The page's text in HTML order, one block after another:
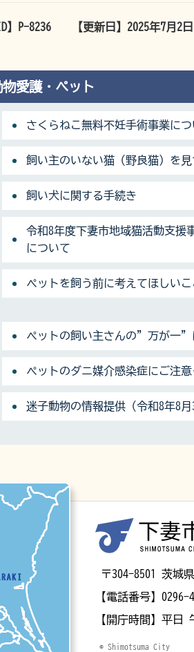
】 P-8236 【更新日】 2025年7月2日
物愛護・ペット
さくらねこ無料不妊手術事業につ
飼い主のいない猫（野良猫）を見
飼い犬に関する手続き
令和8年度下妻市地域猫活動支援
について
ペットを飼う前に考えてほしいこ
ペットの飼い主さんの”万が一”
ペットのダニ媒介感染症にご注
迷子動物の情報提供（令和8年8月
〒304-8501 茨城
【電話番号】 0296-
【開庁時間】 平日
© Shimotsuma City